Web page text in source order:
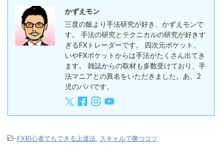
かずえモン
三度の飯より手法研究が好き、かずえモンで
す。 手法の研究とテクニカルの研究が好きす
ぎるFXトレーダーです。 四次元ポケット、
いやFXポケットからは手法がたくさん出てき
ます。 雑誌からの取材も多数受けており、手
法マニアとの異名をいただきました。あ、2
児のパパです。
-FX初心者でもできる上達法 スキャルで勝つコツ